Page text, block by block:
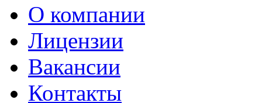
О компании
Лицензии
Вакансии
Контакты